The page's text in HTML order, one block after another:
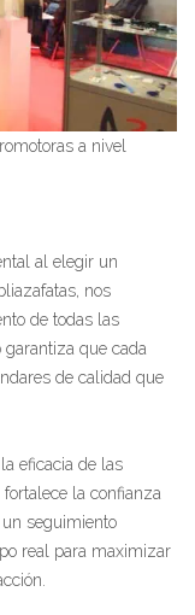
a nivel
al elegir un
nos
de todas las
que cada
de calidad que
eficacia de las
la confianza
seguimiento
real para maximizar